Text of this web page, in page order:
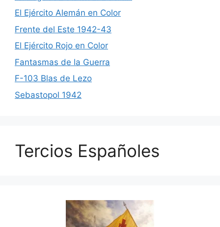
El Ejército Alemán en Color
Frente del Este 1942-43
El Ejército Rojo en Color
Fantasmas de la Guerra
F-103 Blas de Lezo
Sebastopol 1942
Tercios Españoles